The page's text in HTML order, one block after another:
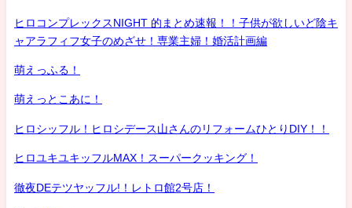
ヒロコンプレックスNIGHT 的まとめ速報！！子供が欲しいど陰キ
ャアラフィフ女子のめざせ！専業主婦！婚活計画編
萌えっふる！
萌えっとこあに！
ヒロシッフル！ヒロシデース山さんのリフォームひとりDIY！！
ヒロユキユキッフルMAX！スーパークッキング！
徹夜DEテツヤッフル!！レトロ館2号店！